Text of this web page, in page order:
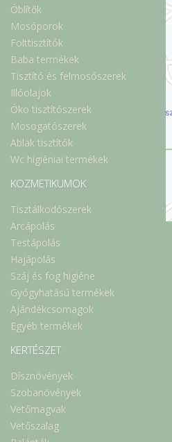
Öblítők
Mosóporok
Folttisztítók
Baba termékek
Tisztító és felmosószerek
Illóolajok
Öko tisztítószerek
Mosogatószerek
Ablak tisztítók
Wc higiéniai termékek
KOZMETIKUMOK
Tisztálkodószerek
Arcápolás
Testápolás
Hajápolás
Száj és fog higiéne
Gyógyhatású termékek
Ajándékcsomagok
Egyéb termékek
KERTÉSZET
Dísznövények
Szobanövények
Vetőmagvak
Vetőszalag